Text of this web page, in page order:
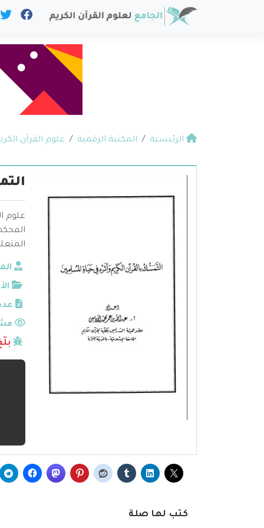
الرئيسية المكتبة الرقمية علوم القرآن
علوم
كتب لها صلة